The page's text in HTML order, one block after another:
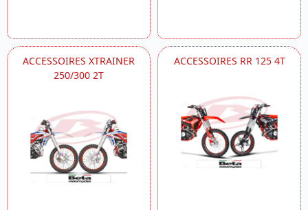
ACCESSOIRES XTRAINER
250/300 2T
ACCESSOIRES RR 125 4T